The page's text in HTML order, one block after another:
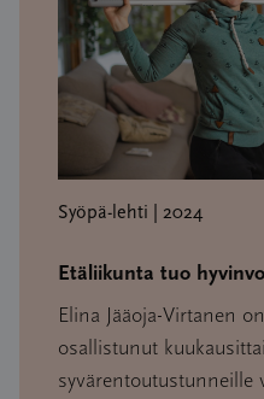
Syöpä-lehti | 2024
Etäliikunta tuo
Elina Jääoja-Virtanen
osallistunut
syvärentoutustunneille